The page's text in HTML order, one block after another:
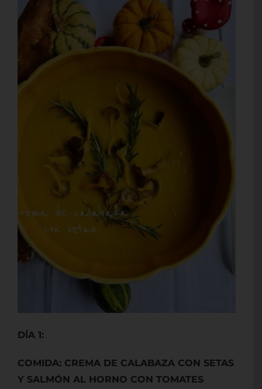
DÍA 1:
COMIDA: CREMA DE CALABAZA CON SETAS
Y SALMÓN AL HORNO CON TOMATES